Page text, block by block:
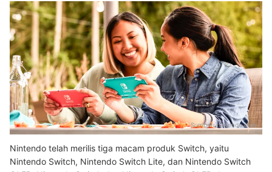
Sumber:nintendo.com
Nintendo telah merilis tiga macam produk Switch, yaitu
Nintendo Switch, Nintendo Switch Lite, dan Nintendo Switch